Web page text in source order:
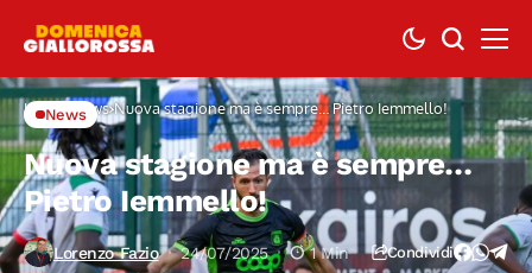
Home News Nuova stagione ma è sempre… Pietro Iemmello!
News
Nuova stagione ma è sempre…
Pietro Iemmello!
Lorenzo Fazio 24/07/2025 1 Min Condividi